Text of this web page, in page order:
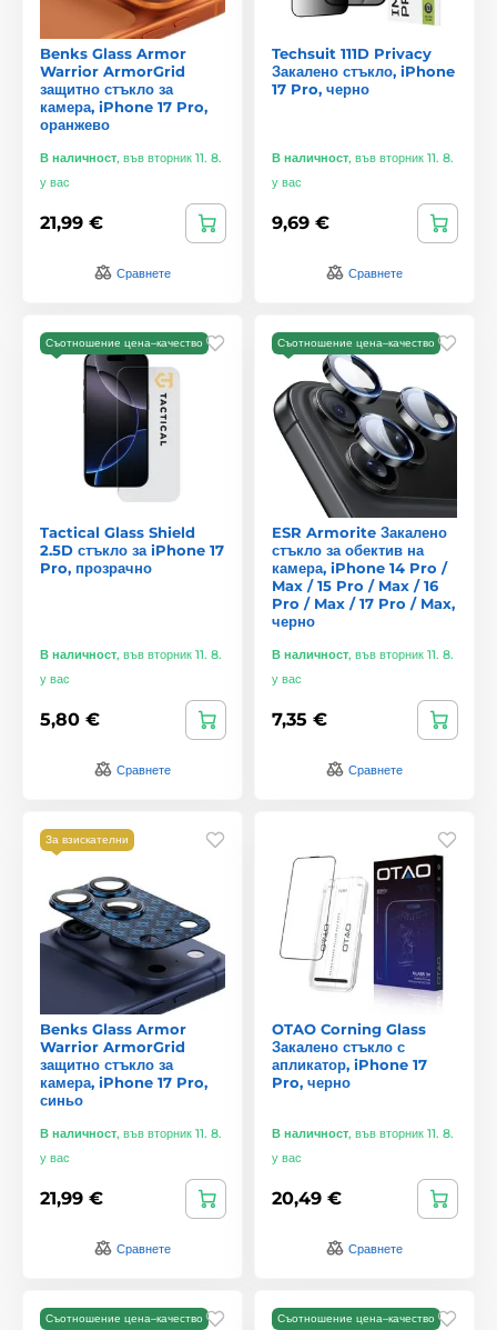
Benks Glass Armor
Warrior ArmorGrid
защитно стъкло за
камера, iPhone 17 Pro,
оранжево
В наличност, във вторник 11. 8.
у вас
21,99 €
Сравнете
Techsuit 111D Privacy
Закалено стъкло, iPhone
17 Pro, черно
В наличност, във вторник 11. 8.
у вас
9,69 €
Сравнете
Съотношение цена–качество
Tactical Glass Shield
2.5D стъкло за iPhone 17
Pro, прозрачно
В наличност, във вторник 11. 8.
у вас
5,80 €
Сравнете
Съотношение цена–качество
ESR Armorite Закалено
стъкло за обектив на
камера, iPhone 14 Pro /
Max / 15 Pro / Max / 16
Pro / Max / 17 Pro / Max,
черно
В наличност, във вторник 11. 8.
у вас
7,35 €
Сравнете
За взискателни
Benks Glass Armor
Warrior ArmorGrid
защитно стъкло за
камера, iPhone 17 Pro,
синьо
В наличност, във вторник 11. 8.
у вас
21,99 €
Сравнете
OTAO Corning Glass
Закалено стъкло с
апликатор, iPhone 17
Pro, черно
В наличност, във вторник 11. 8.
у вас
20,49 €
Сравнете
Съотношение цена–качество Съотношение цена–качество